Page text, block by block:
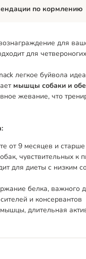
для
для
легкое буйвола
мышцы собаки и
жевание, что
от 9 месяцев и старше
чувствительных к
для диеты с низким
белка, важного
и консервантов
длительная
по кормлению